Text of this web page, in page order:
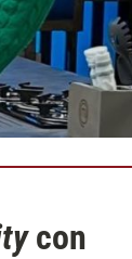
con